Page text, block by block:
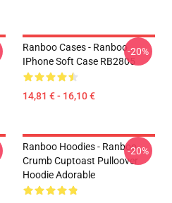
Ranboo Cases - Ranboo
IPhone Soft Case RB2805
14,81 € - 16,10 €
-20%
Ranboo Hoodies - Ranboo
Crumb Cuptoast Pulloover
Hoodie Adorable
-20%